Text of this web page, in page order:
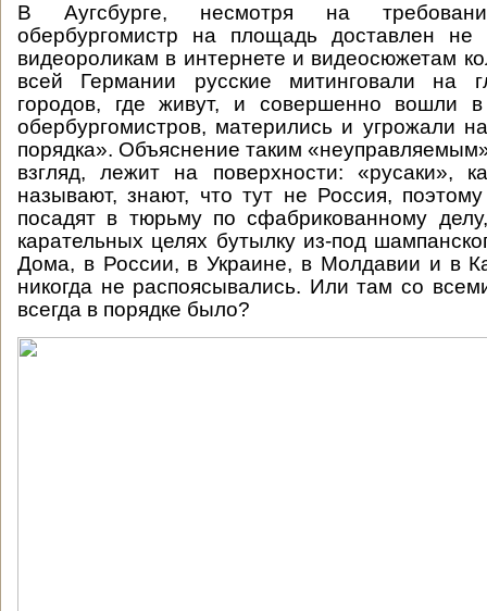
В Аугсбурге, несмотря на
обербургомистр на площадь доставлен
видеороликам в интернете и видеосюжетам
всей Германии русские митинговали на
городов, где живут, и совершенно вошли
обербургомистров, матерились и угрожали
порядка». Объяснение таким
взгляд, лежит на поверхности: «русаки»,
называют, знают, что тут не Россия,
посадят в тюрьму по сфабрикованному
карательных целях бутылку из-под
Дома, в России, в Украине, в Молдавии и в
никогда не распоясывались. Или там со
всегда в порядке было?